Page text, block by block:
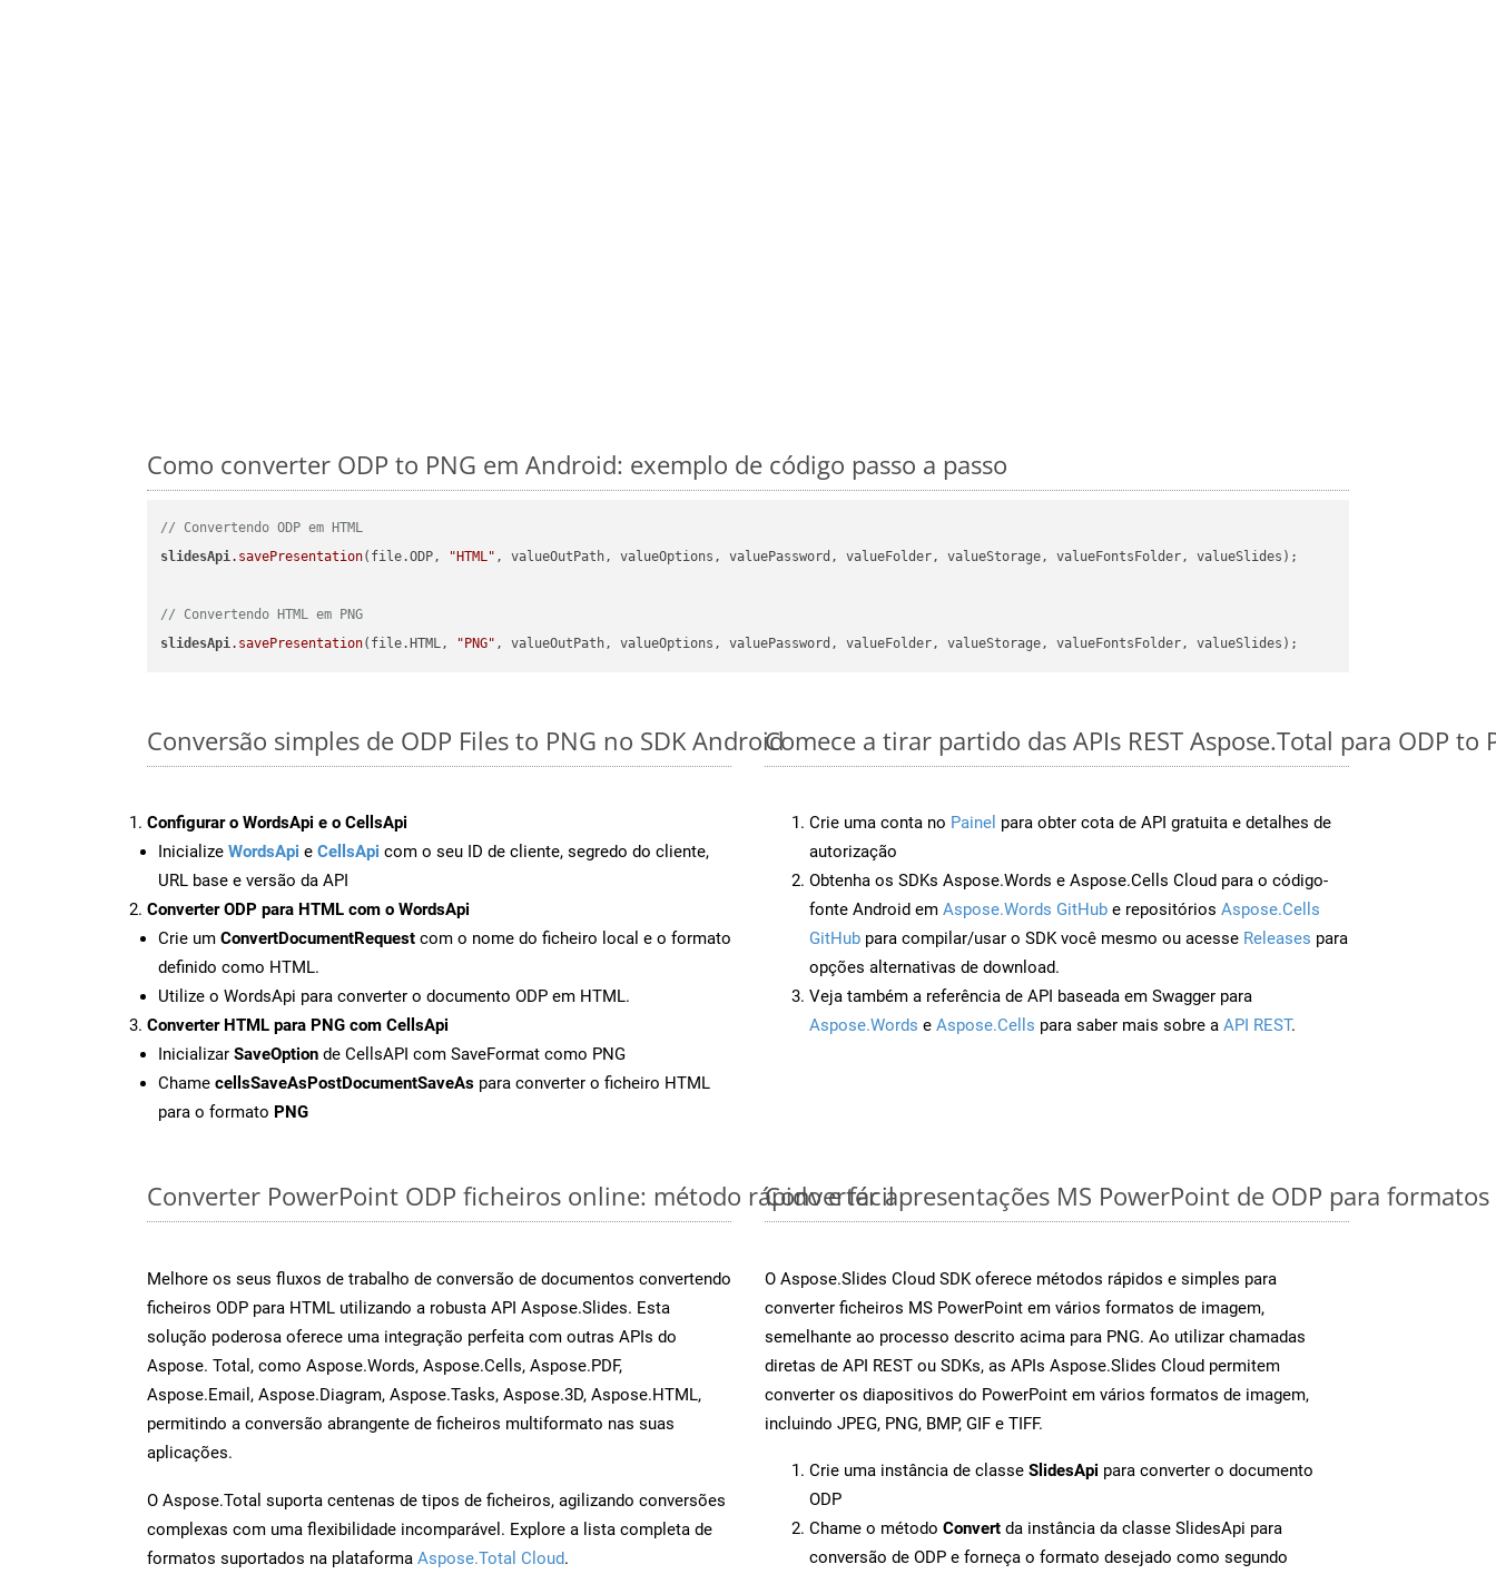
Como converter ODP to PNG em Android: exemplo de código passo a passo
// Convertendo ODP em HTML
slidesApi.savePresentation(file.ODP, "HTML" , valueOutPath, valueOptions, valuePassword, valueFolder, valueStorage, valueFontsFolder, valueSlides);
// Convertendo HTML em PNG
slidesApi.savePresentation(file.HTML, "PNG"
Conversão simples de ODP Files to PNG no SDK Android
Configurar o WordsApi e o CellsApi
Inicialize WordsApi e CellsApi com o seu ID de cliente, segredo do cliente,
URL base e versão da API
Converter ODP para HTML com o WordsApi
Crie um ConvertDocumentRequest com o nome do ficheiro local e o formato
definido como HTML.
Utilize o WordsApi para converter o documento ODP em HTML.
Converter HTML para PNG com CellsApi
Inicializar SaveOption de CellsAPI com SaveFormat como PNG
Chame cellsSaveAsPostDocumentSaveAs para converter o ficheiro HTML
para o formato PNG
Comece a tirar partido das APIs REST Aspose.Total para ODP to
Crie uma conta no Painel para obter cota de API gratuita e detalhes de
autorização
Obtenha os SDKs Aspose.Words e Aspose.Cells Cloud para o código-
fonte Android em Aspose.Words GitHub e repositórios Aspose.Cells
GitHub para compilar/usar o SDK você mesmo ou acesse Releases para
opções alternativas de download.
Veja também a referência de API baseada em Swagger para
Aspose.Words e Aspose.Cells para saber mais sobre a API REST.
Converter PowerPoint ODP ficheiros online: método rápido e fácil
Melhore os seus fluxos de trabalho de conversão de documentos convertendo
ficheiros ODP para HTML utilizando a robusta API Aspose.Slides. Esta
solução poderosa oferece uma integração perfeita com outras APIs do
Aspose. Total, como Aspose.Words, Aspose.Cells, Aspose.PDF,
Aspose.Email, Aspose.Diagram, Aspose.Tasks, Aspose.3D, Aspose.HTML,
permitindo a conversão abrangente de ficheiros multiformato nas suas
aplicações.
O Aspose.Total suporta centenas de tipos de ficheiros, agilizando conversões
complexas com uma flexibilidade incomparável. Explore a lista completa de
formatos suportados na plataforma Aspose.Total Cloud.
Converter apresentações MS PowerPoint de ODP para
O Aspose.Slides Cloud SDK oferece métodos rápidos e simples para
converter ficheiros MS PowerPoint em vários formatos de imagem,
semelhante ao processo descrito acima para PNG. Ao utilizar chamadas
diretas de API REST ou SDKs, as APIs Aspose.Slides Cloud permitem
converter os diapositivos do PowerPoint em vários formatos de imagem,
incluindo JPEG, PNG, BMP, GIF e TIFF.
Crie uma instância de classe SlidesApi para converter o documento
ODP
Chame o método Convert da instância da classe SlidesApi para
conversão de ODP e forneça o formato desejado como segundo